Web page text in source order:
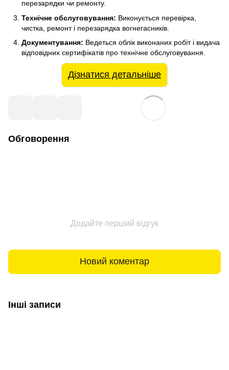
перезарядки чи ремонту.
Технічне обслуговування: Виконується перевірка,
чистка, ремонт і перезарядка вогнегасників.
Документування: Ведеться облік виконаних робіт і видача
відповідних сертифікатів про технічне обслуговування.
Дізнатися детальніше
Обговорення
Додайте перший відгук
Новий коментар
Інші записи